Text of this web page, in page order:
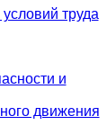
труда
и
движения